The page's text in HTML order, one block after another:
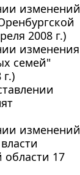
изменений
2008 г.)
изменения
семей"
изменений
17